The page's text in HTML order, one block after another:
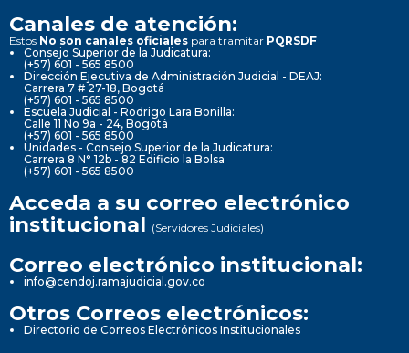
Canales de atención:
Estos No son canales oficiales para tramitar PQRSDF
Consejo Superior de la Judicatura:
(+57) 601 - 565 8500
Dirección Ejecutiva de Administración Judicial - DEAJ:
Carrera 7 # 27-18, Bogotá
(+57) 601 - 565 8500
Escuela Judicial - Rodrigo Lara Bonilla:
Calle 11 No 9a - 24, Bogotá
(+57) 601 - 565 8500
Unidades - Consejo Superior de la Judicatura:
Carrera 8 N° 12b - 82 Edificio la Bolsa
(+57) 601 - 565 8500
Acceda a su correo electrónico
institucional (Servidores Judiciales)
Correo electrónico institucional:
info@cendoj.ramajudicial.gov.co
Otros Correos electrónicos:
Directorio de Correos Electrónicos Institucionales